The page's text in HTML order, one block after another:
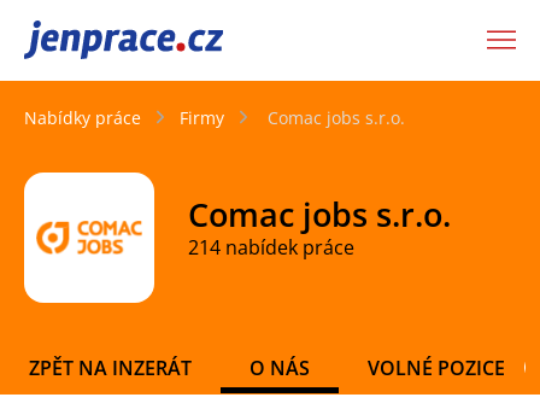
JenPráce.cz
Nabídky práce Firmy Comac jobs s.r.o.
Comac jobs s.r.o.
214 nabídek práce
ZPĚT NA INZERÁT O NÁS VOLNÉ POZICE